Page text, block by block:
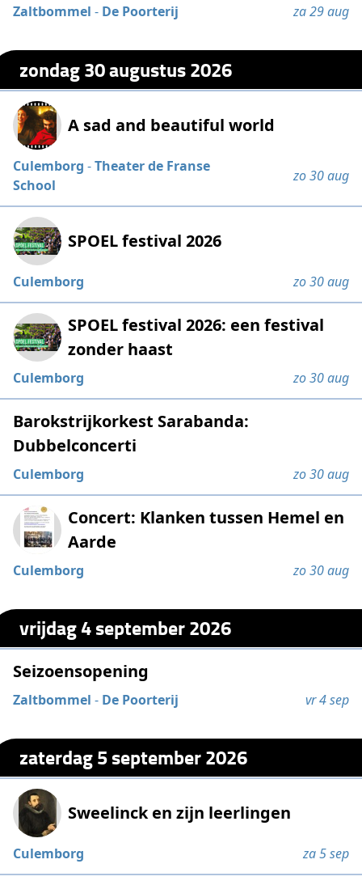
Zaltbommel - De Poorterij za 29 aug
zondag 30 augustus 2026
A sad and beautiful world
Culemborg -Theater de Franse
School
zo 30 aug
SPOEL festival 2026
Culemborg zo 30 aug
SPOEL festival 2026: een festival
zonder haast
Culemborg zo 30 aug
Barokstrijkorkest Sarabanda:
Dubbelconcerti
Culemborg zo 30 aug
Concert: Klanken tussen Hemel en
Aarde
Culemborg zo 30 aug
vrijdag 4 september 2026
Seizoensopening
Zaltbommel - De Poorterij vr 4 sep
zaterdag 5 september 2026
Sweelinck en zijn leerlingen
Culemborg za 5 sep